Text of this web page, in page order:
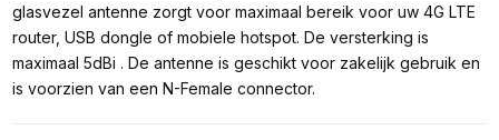
glasvezel antenne zorgt voor maximaal bereik voor uw 4G LTE
router, USB dongle of mobiele hotspot. De versterking is
maximaal 5dBi . De antenne is geschikt voor zakelijk gebruik en
is voorzien van een N-Female connector.